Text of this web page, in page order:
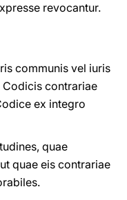
revocantur.
communis vel iuris
Codicis contrariae
ex integro
quae
quae eis contrariae